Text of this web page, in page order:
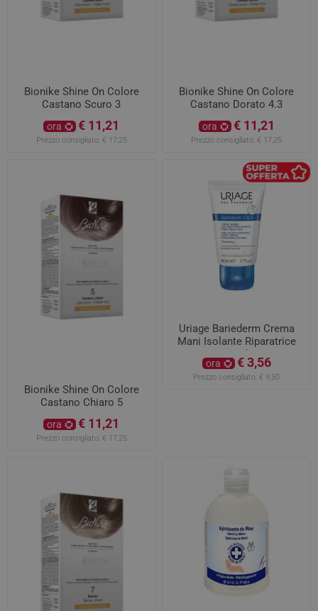
Bionike Shine On Colore
Castano Scuro 3
ora € 11,21
Prezzo consigliato: € 17,25
Bionike Shine On Colore
Castano Dorato 4.3
ora € 11,21
Prezzo consigliato: € 17,25
Bionike Shine On Colore
Castano Chiaro 5
ora € 11,21
Prezzo consigliato: € 17,25
Uriage Bariederm Crema
Mani Isolante Riparatrice
50ml
ora € 3,56
Prezzo consigliato: € 9,50